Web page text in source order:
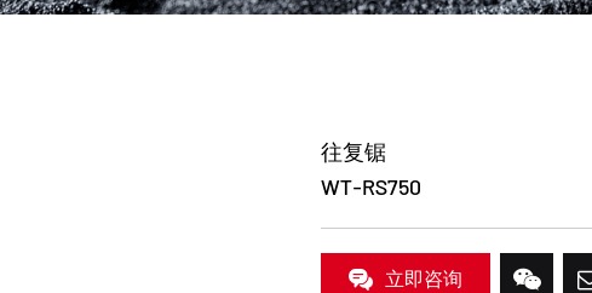
往复锯
WT-RS750
立即咨询